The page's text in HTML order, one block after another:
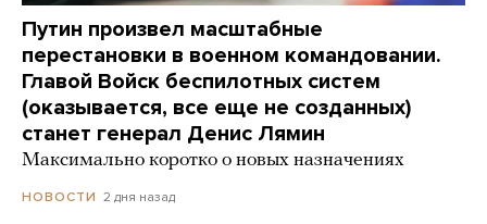
Путин произвел масштабные
перестановки в военном командовании.
Главой Войск беспилотных систем
(оказывается, все еще не созданных)
станет генерал Денис Лямин
Максимально коротко о новых назначениях
НОВОСТИ 2 дня назад